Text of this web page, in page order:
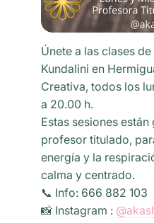
Únete a las clases
Kundalini en
Creativa, todos los
a 20.00 h.
Estas sesiones
profesor titulado,
energía y la
calma y centrado.
📞 Info: 666 882 103
📸 Instagram :